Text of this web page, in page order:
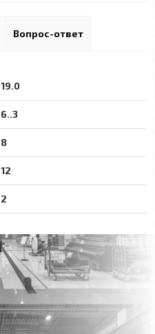
Вопрос-ответ
19.0
6..3
8
12
2